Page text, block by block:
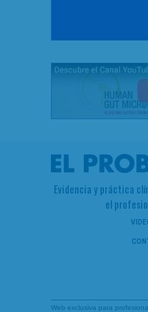
Evidencia y práctica
el
Web exclusiva para